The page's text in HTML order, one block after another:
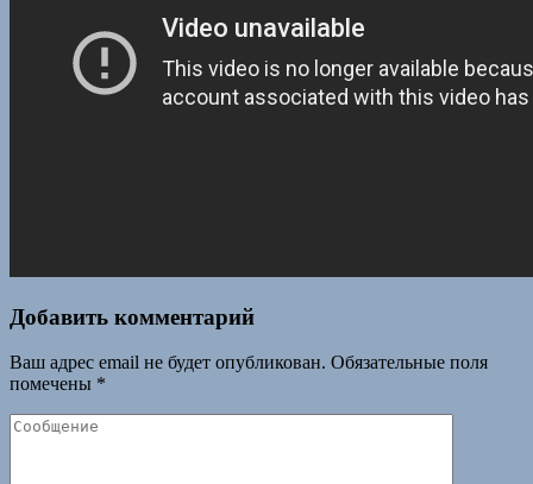
Добавить комментарий
Ваш адрес email не будет опубликован. Обязательные поля
помечены *